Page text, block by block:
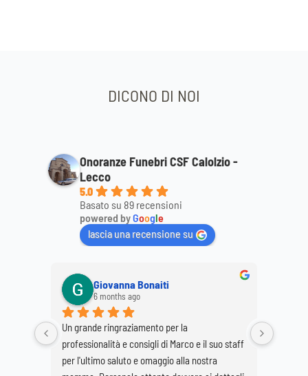
DICONO DI NOI
Onoranze Funebri CSF Calolzio -
Lecco
5.0
Basato su 89 recensioni
powered byGoogle
lascia una recensione su
Giovanna Bonaiti
6 months ago
Un grande ringraziamento per la
professionalità e consigli di Marco e il suo staff
per l'ultimo saluto e omaggio alla nostra
Ringrazio il
la cortesia